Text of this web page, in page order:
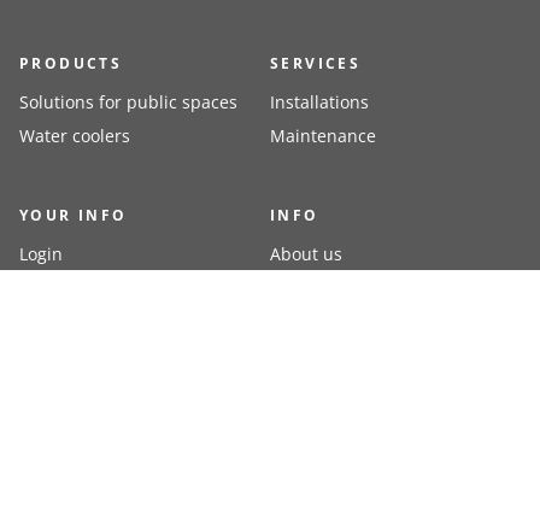
PRODUCTS
Solutions for public spaces
Water coolers
SERVICES
Installations
Maintenance
YOUR INFO
Login
INFO
About us